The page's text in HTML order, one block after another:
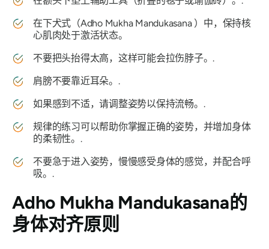
在下犬式 （Adho Mukha Mandukasana）中，保持核
心肌肉处于激活状态。
不要把头抬得太高，这样可能会拉伤脖子。.
肩膀不要靠近耳朵。.
如果感到不适，请调整姿势以保持流畅。.
规律的练习可以帮助你掌握正确的姿势，并增加身体
的柔韧性。.
不要急于进入姿势，慢慢感受身体的感觉，并配合呼
吸。.
Adho Mukha Mandukasana的
身体对齐原则